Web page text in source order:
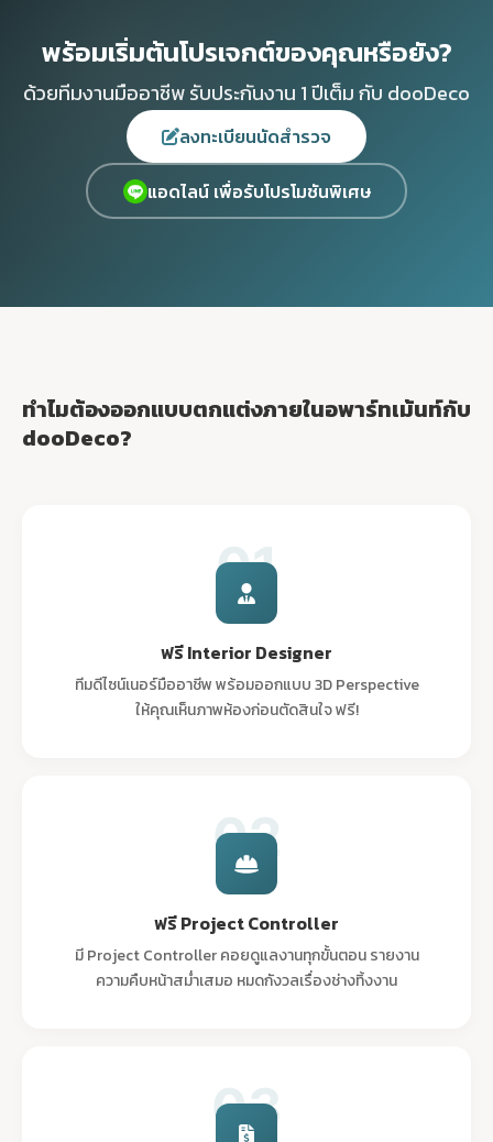
พร้อมเริ่มต้นโปรเจกต์ของคุณหรือยัง?
ด้วยทีมงานมืออาชีพ รับประกันงาน 1 ปีเต็ม กับ dooDeco
ลงทะเบียนนัดสำรวจ
แอดไลน์ เพื่อรับโปรโมชันพิเศษ
ทำไมต้องออกแบบตกแต่งภายในอพาร์ทเม้นท์กับ
dooDeco?
01
ฟรี Interior Designer
ทีมดีไซน์เนอร์มืออาชีพ พร้อมออกแบบ 3D Perspective
ให้คุณเห็นภาพห้องก่อนตัดสินใจ ฟรี!
02
ฟรี Project Controller
มี Project Controller คอยดูแลงานทุกขั้นตอน รายงาน
ความคืบหน้าสม่ำเสมอ หมดกังวลเรื่องช่างทิ้งงาน
03